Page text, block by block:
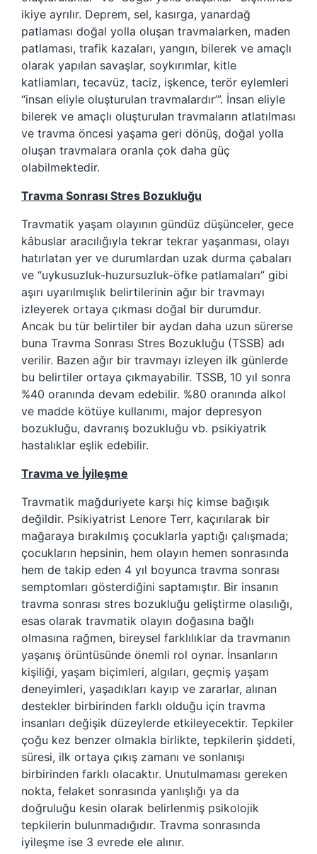
ikiye ayrılır. Deprem, sel, kasırga, yanardağ
patlaması doğal yolla oluşan travmalarken, maden
patlaması, trafik kazaları, yangın, bilerek ve amaçlı
olarak yapılan savaşlar, soykırımlar, kitle
katliamları, tecavüz, taciz, işkence, terör eylemleri
“insan eliyle oluşturulan travmalardır’”. İnsan eliyle
bilerek ve amaçlı oluşturulan travmaların atlatılması
ve travma öncesi yaşama geri dönüş, doğal yolla
oluşan travmalara oranla çok daha güç
olabilmektedir.
Travma Sonrası Stres Bozukluğu
Travmatik yaşam olayının gündüz düşünceler, gece
kâbuslar aracılığıyla tekrar tekrar yaşanması, olayı
hatırlatan yer ve durumlardan uzak durma çabaları
ve “uykusuzluk-huzursuzluk-öfke patlamaları” gibi
aşırı uyarılmışlık belirtilerinin ağır bir travmayı
izleyerek ortaya çıkması doğal bir durumdur.
Ancak bu tür belirtiler bir aydan daha uzun sürerse
buna Travma Sonrası Stres Bozukluğu (TSSB) adı
verilir. Bazen ağır bir travmayı izleyen ilk günlerde
bu belirtiler ortaya çıkmayabilir. TSSB, 10 yıl sonra
%40 oranında devam edebilir. %80 oranında alkol
ve madde kötüye kullanımı, major depresyon
bozukluğu, davranış bozukluğu vb. psikiyatrik
hastalıklar eşlik edebilir.
Travma ve İyileşme
Travmatik mağduriyete karşı hiç kimse bağışık
değildir. Psikiyatrist Lenore Terr, kaçırılarak bir
mağaraya bırakılmış çocuklarla yaptığı çalışmada;
çocukların hepsinin, hem olayın hemen sonrasında
hem de takip eden 4 yıl boyunca travma sonrası
semptomları gösterdiğini saptamıştır. Bir insanın
travma sonrası stres bozukluğu geliştirme olasılığı,
esas olarak travmatik olayın doğasına bağlı
olmasına rağmen, bireysel farklılıklar da travmanın
yaşanış örüntüsünde önemli rol oynar. İnsanların
kişiliği, yaşam biçimleri, algıları, geçmiş yaşam
deneyimleri, yaşadıkları kayıp ve zararlar, alınan
destekler birbirinden farklı olduğu için travma
insanları değişik düzeylerde etkileyecektir. Tepkiler
çoğu kez benzer olmakla birlikte, tepkilerin şiddeti,
süresi, ilk ortaya çıkış zamanı ve sonlanışı
birbirinden farklı olacaktır. Unutulmaması gereken
nokta, felaket sonrasında yanlışlığı ya da
doğruluğu kesin olarak belirlenmiş psikolojik
tepkilerin bulunmadığıdır. Travma sonrasında
iyileşme ise 3 evrede ele alınır.